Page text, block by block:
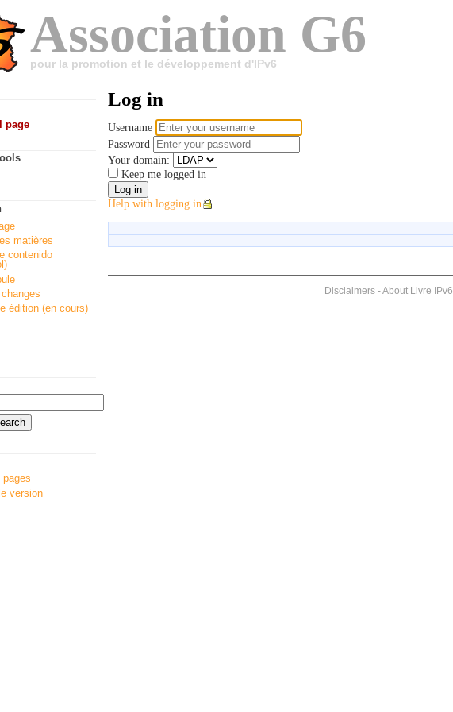
Association G6
pour la promotion et le développement d'IPv6
Log in
Username
Password
Your domain:
Keep me logged in
Help with logging in
page
matières
contenido
édition (en cours)
version
Disclaimers-About Livre IPv6